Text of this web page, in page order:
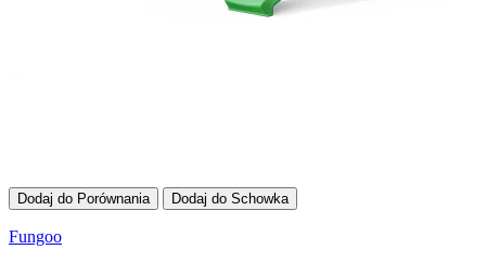
Dodaj do Porównania Dodaj do Schowka
Fungoo